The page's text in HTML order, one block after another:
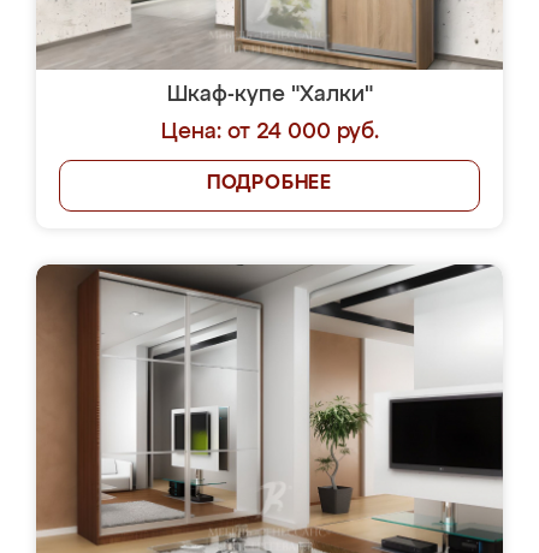
Шкаф-купе "Халки"
Цена: от 24 000 руб.
ПОДРОБНЕЕ